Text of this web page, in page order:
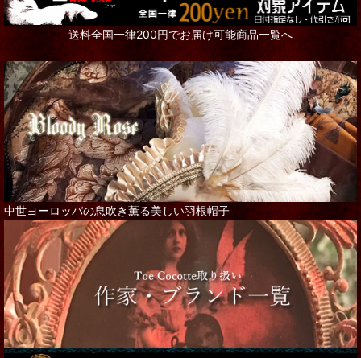
送料全国一律200円でお届け可能商品一覧へ
中世ヨーロッパの息吹き薫る美しい羽根帽子